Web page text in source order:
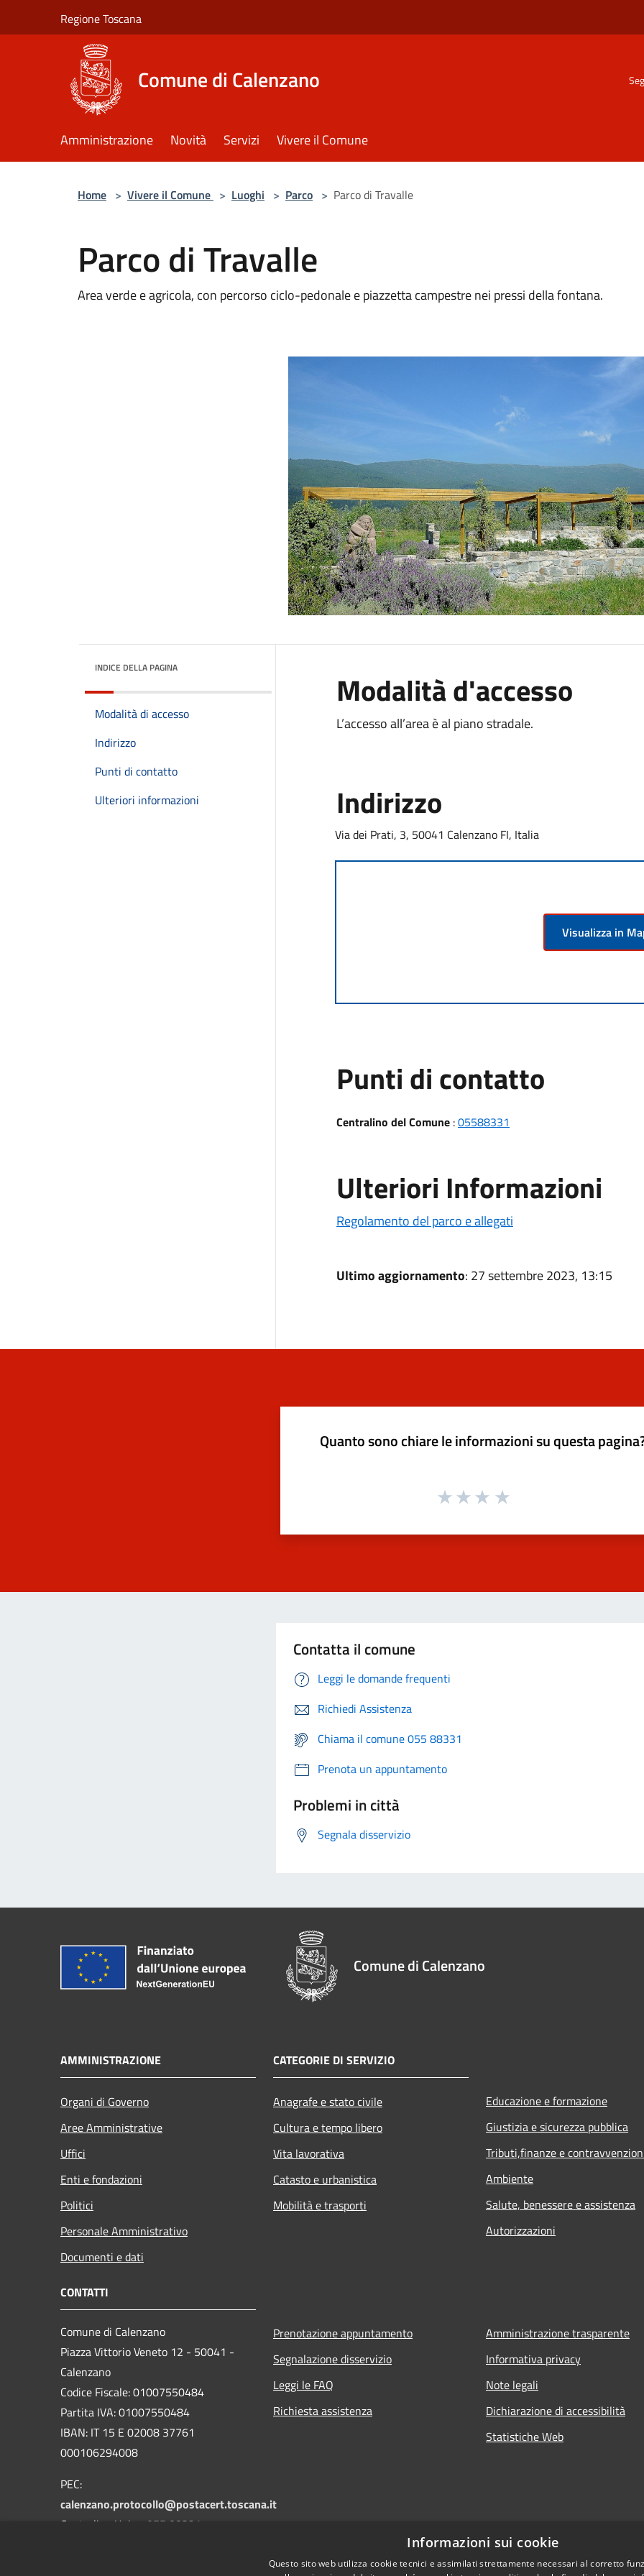
Regione Toscana
Comune di Calenzano
Amministrazione Novità Servizi Vivere il Comune
Home > Vivere il Comune > Luoghi > Parco > Parco di Travalle
Parco di Travalle
Area verde e agricola, con percorso ciclo-pedonale e piazzetta campestre nei pressi della fontana.
INDICE DELLA PAGINA
Modalità di accesso
Indirizzo
Punti di contatto
Ulteriori informazioni
Modalità d'accesso
L’accesso all’area è al piano stradale.
Indirizzo
Via dei Prati, 3, 50041 Calenzano FI, Italia
Visualizza in
Punti di contatto
Centralino del Comune:05588331
Ulteriori Informazioni
Regolamento del parco e allegati
Ultimo aggiornamento: 27 settembre 2023, 13:15
Quanto sono chiare le informazioni su questa
Contatta il comune
Leggi le domande frequenti
Richiedi Assistenza
Chiama il comune 055 88331
Prenota un appuntamento
Problemi in città
Segnala disservizio
Comune di Calenzano
AMMINISTRAZIONE
Organi di Governo
Aree Amministrative
Uffici
Enti e fondazioni
Politici
Personale Amministrativo
Documenti e dati
CATEGORIE DI SERVIZIO
Anagrafe e stato civile
Cultura e tempo libero
Vita lavorativa
Catasto e urbanistica
Mobilità e trasporti
Educazione e formazione
Giustizia e sicurezza pubblica
Tributi,finanze e
Ambiente
Salute, benessere e assistenza
Autorizzazioni
CONTATTI
Comune di Calenzano
Piazza Vittorio Veneto 12 - 50041 -
Calenzano
Codice Fiscale: 01007550484
Partita IVA: 01007550484
IBAN: IT 15 E 02008 37761
000106294008
PEC:
calenzano.protocollo@postacert.toscana.it
Centralino Unico: 055 88331
Prenotazione appuntamento
Segnalazione disservizio
Leggi le FAQ
Richiesta assistenza
Amministrazione trasparente
Informativa privacy
Note legali
Dichiarazione di accessibilità
Statistiche Web
Informazioni sui cookie
Questo sito web utilizza cookie tecnici e assimilati strettamente necessari al corretto